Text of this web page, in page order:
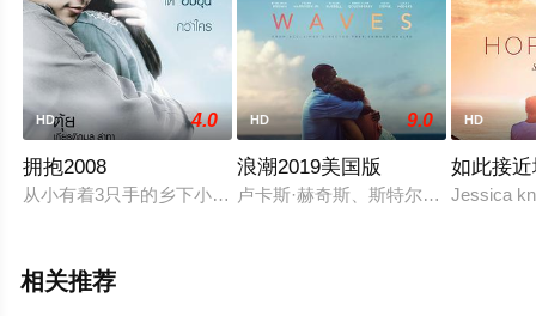
HD 4.0
拥抱2008
从小有着3只手的乡下小子Kwan经常被镇里的人取笑，最终决定
HD 9.0
浪潮2019美国版
卢卡斯·赫奇斯、斯特尔林·K布朗、
HD
如此接
Jessica
相关推荐